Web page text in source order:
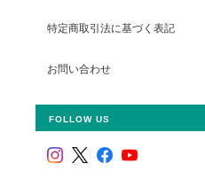
特定商取引法に基づく表記
お問い合わせ
FOLLOW US